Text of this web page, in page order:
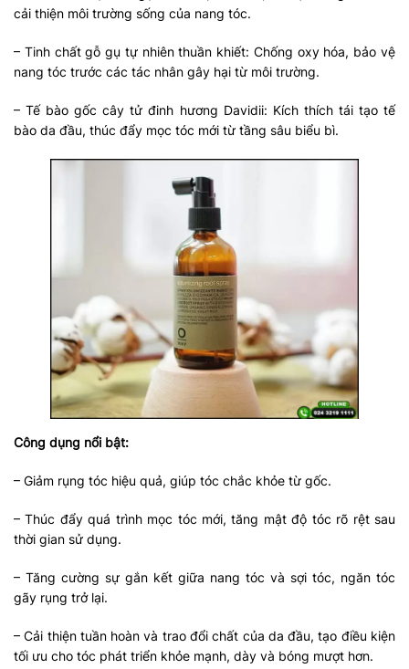
cải thiện môi trường sống của nang tóc.
– Tinh chất gỗ gụ tự nhiên thuần khiết: Chống oxy hóa, bảo vệ
nang tóc trước các tác nhân gây hại từ môi trường.
– Tế bào gốc cây tử đinh hương Davidii: Kích thích tái tạo tế
bào da đầu, thúc đẩy mọc tóc mới từ tầng sâu biểu bì.
Công dụng nổi bật:
– Giảm rụng tóc hiệu quả, giúp tóc chắc khỏe từ gốc.
– Thúc đẩy quá trình mọc tóc mới, tăng mật độ tóc rõ rệt sau
thời gian sử dụng.
– Tăng cường sự gắn kết giữa nang tóc và sợi tóc, ngăn tóc
gãy rụng trở lại.
– Cải thiện tuần hoàn và trao đổi chất của da đầu, tạo điều kiện
tối ưu cho tóc phát triển khỏe mạnh, dày và bóng mượt hơn.